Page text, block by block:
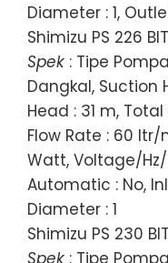
Diameter : 1,
Shimizu PS 226 BIT
Spek : Tipe
Dangkal, Suction
Head : 31 m,
Flow Rate : 60
Watt, Voltage/Hz/
Automatic : No,
Diameter : 1
Shimizu PS 230 BIT
Spek : Tipe